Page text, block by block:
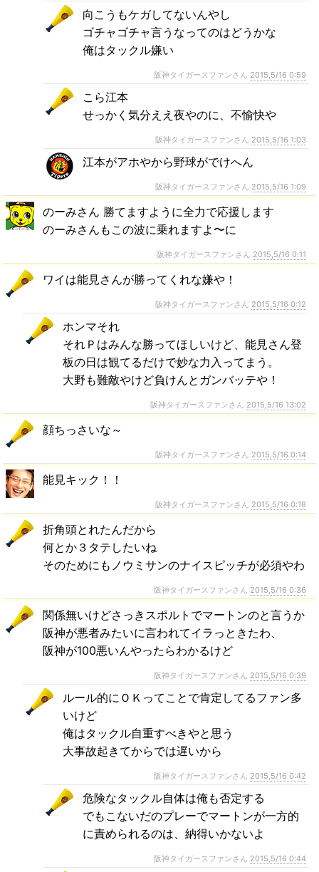
向こうもケガしてないんやし
ゴチャゴチャ言うなってのはどうかな
俺はタックル嫌い
阪神タイガースファンさん 2015,5/16 0:59
こら江本
せっかく気分ええ夜やのに、不愉快や
阪神タイガースファンさん 2015,5/16 1:03
江本がアホやから野球がでけへん
阪神タイガースファンさん 2015,5/16 1:09
のーみさん 勝てますように全力で応援します
のーみさんもこの波に乗れますよ〜に
阪神タイガースファンさん 2015,5/16 0:11
ワイは能見さんが勝ってくれな嫌や！
阪神タイガースファンさん 2015,5/16 0:12
ホンマそれ
それＰはみんな勝ってほしいけど、能見さん登
板の日は観てるだけで妙な力入ってまう。
大野も難敵やけど負けんとガンバッテや！
阪神タイガースファンさん 2015,5/16 13:02
顔ちっさいな～
阪神タイガースファンさん 2015,5/16 0:14
能見キック！！
阪神タイガースファンさん 2015,5/16 0:18
折角頭とれたんだから
何とか３タテしたいね
そのためにもノウミサンのナイスピッチが必須やわ
阪神タイガースファンさん 2015,5/16 0:36
関係無いけどさっきスポルトでマートンのと言うか
阪神が悪者みたいに言われてイラっときたわ、
阪神が100悪いんやったらわかるけど
阪神タイガースファンさん 2015,5/16 0:39
ルール的にＯＫってことで肯定してるファン多
いけど
俺はタックル自重すべきやと思う
大事故起きてからでは遅いから
阪神タイガースファンさん 2015,5/16 0:42
危険なタックル自体は俺も否定する
でもこないだのプレーでマートンが一方的
に責められるのは、納得いかないよ
阪神タイガースファンさん 2015,5/16 0:44